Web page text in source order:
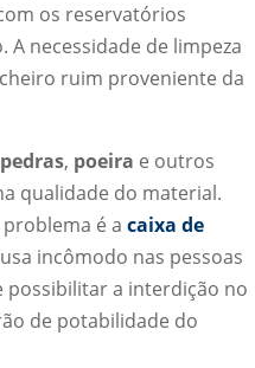
os reservatórios
necessidade de limpeza
ruim proveniente da
pedras, poeira e outros
qualidade do material.
é a caixa de
incômodo nas pessoas
possibilitar a interdição no
de potabilidade do